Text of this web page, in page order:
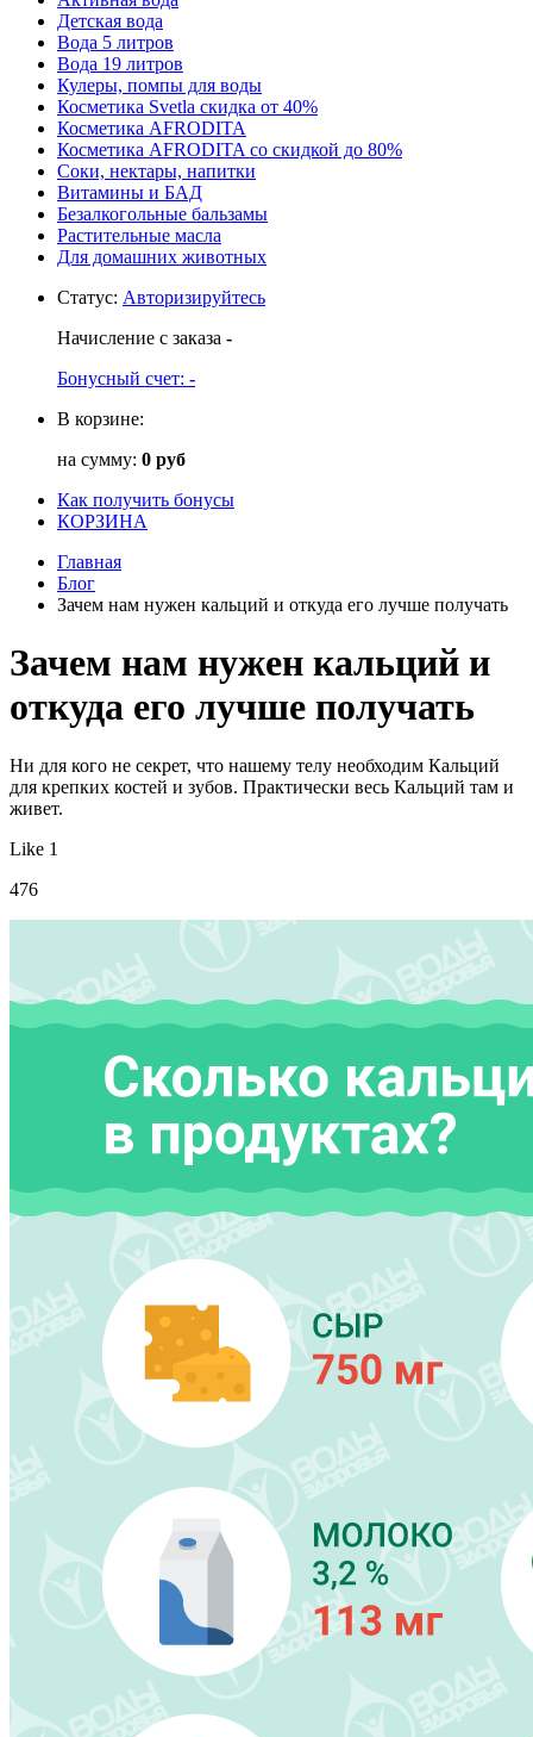
Детская вода
Вода 5 литров
Вода 19 литров
Кулеры, помпы для воды
Косметика Svetla скидка от 40%
Косметика AFRODITA
Косметика AFRODITA со скидкой до 80%
Соки, нектары, напитки
Витамины и БАД
Безалкогольные бальзамы
Растительные масла
Для домашних животных
Статус: Авторизируйтесь
Начисление с заказа -
Бонусный счет: -
В корзине:
на сумму: 0 руб
Как получить бонусы
КОРЗИНА
Главная
Блог
Зачем нам нужен кальций и откуда его лучше получать
Зачем нам нужен кальций и
откуда его лучше получать
Ни для кого не секрет, что нашему телу необходим Кальций
для крепких костей и зубов. Практически весь Кальций там и
живет.
Like 1
476